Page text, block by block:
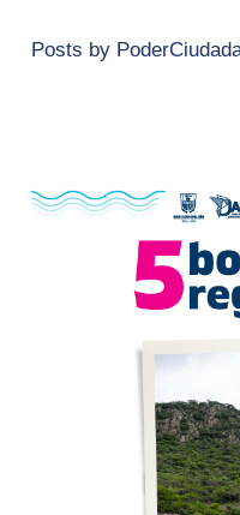
Posts by